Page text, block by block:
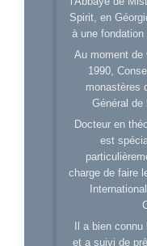
Spirit, en
à une
Au moment de
1990,
monastères
Général de
Docteur en
est
charge de faire
Il a bien
et a suivi de